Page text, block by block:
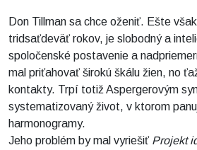
Don Tillman sa chce oženiť. Ešte
tridsaťdeväť rokov, je slobodný a
spoločenské postavenie a
mal priťahovať širokú škálu žien, no
kontakty. Trpí totiž Aspergerovým
systematizovaný život, v ktorom
harmonogramy.
Jeho problém by mal vyriešiť Projekt